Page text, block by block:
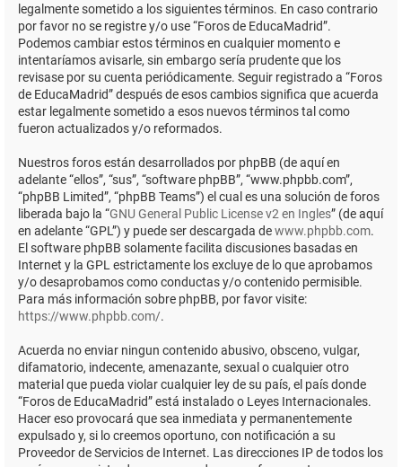
legalmente sometido a los siguientes términos. En caso contrario
por favor no se registre y/o use “Foros de EducaMadrid”.
Podemos cambiar estos términos en cualquier momento e
intentaríamos avisarle, sin embargo sería prudente que los
revisase por su cuenta periódicamente. Seguir registrado a “Foros
de EducaMadrid” después de esos cambios significa que acuerda
estar legalmente sometido a esos nuevos términos tal como
fueron actualizados y/o reformados.
Nuestros foros están desarrollados por phpBB (de aquí en
adelante “ellos”, “sus”, “software phpBB”, “www.phpbb.com”,
“phpBB Limited”, “phpBB Teams”) el cual es una solución de foros
liberada bajo la “GNU General Public License v2 en Ingles” (de aquí
en adelante “GPL”) y puede ser descargada dewww.phpbb.com.
El software phpBB solamente facilita discusiones basadas en
Internet y la GPL estrictamente los excluye de lo que aprobamos
y/o desaprobamos como conductas y/o contenido permisible.
Para más información sobre phpBB, por favor visite:
https://www.phpbb.com/.
Acuerda no enviar ningun contenido abusivo, obsceno, vulgar,
difamatorio, indecente, amenazante, sexual o cualquier otro
material que pueda violar cualquier ley de su país, el país donde
“Foros de EducaMadrid” está instalado o Leyes Internacionales.
Hacer eso provocará que sea inmediata y permanentemente
expulsado y, si lo creemos oportuno, con notificación a su
Proveedor de Servicios de Internet. Las direcciones IP de todos los